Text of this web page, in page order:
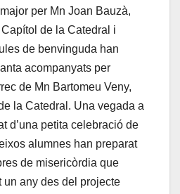
per Mn Joan Bauzà,
de la Catedral i
de benvinguda han
acompanyats per
de Mn Bartomeu Veny,
la Catedral. Una vegada a
d’una petita celebració de
alumnes han preparat
de misericòrdia que
un any des del projecte